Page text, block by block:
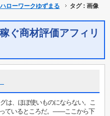
ローワークゆずまる タグ : 画像
ぐ商材評価アフィリ
は、ほぼ使いものにならない。こ
ているところだ。——ここから下